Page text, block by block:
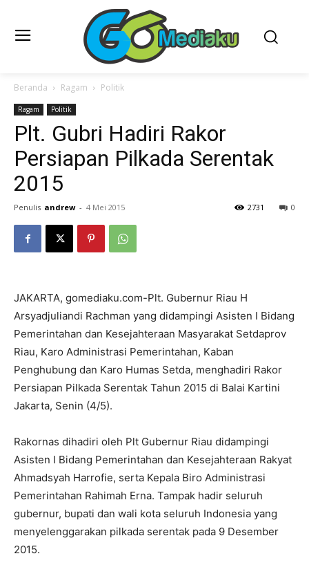
Beranda Ragam Politik
Ragam Politik
Plt. Gubri Hadiri Rakor
Persiapan Pilkada Serentak
2015
Penulis andrew - 4 Mei 2015 0
2731
JAKARTA, gomediaku.com-Plt. Gubernur Riau H
Arsyadjuliandi Rachman yang didampingi Asisten I Bidang
Pemerintahan dan Kesejahteraan Masyarakat Setdaprov
Riau, Karo Administrasi Pemerintahan, Kaban
Penghubung dan Karo Humas Setda, menghadiri Rakor
Persiapan Pilkada Serentak Tahun 2015 di Balai Kartini
Jakarta, Senin (4/5).
Rakornas dihadiri oleh Plt Gubernur Riau didampingi
Asisten I Bidang Pemerintahan dan Kesejahteraan Rakyat
Ahmadsyah Harrofie, serta Kepala Biro Administrasi
Pemerintahan Rahimah Erna. Tampak hadir seluruh
gubernur, bupati dan wali kota seluruh Indonesia yang
menyelenggarakan pilkada serentak pada 9 Desember
2015.